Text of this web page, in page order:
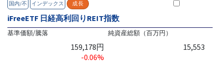
国内/不 インデックス 成長
iFreeETF 日経高利回りREIT指数
基準価額/騰落
159,178円
-0.06%
純資産総額（百万円）
15,553